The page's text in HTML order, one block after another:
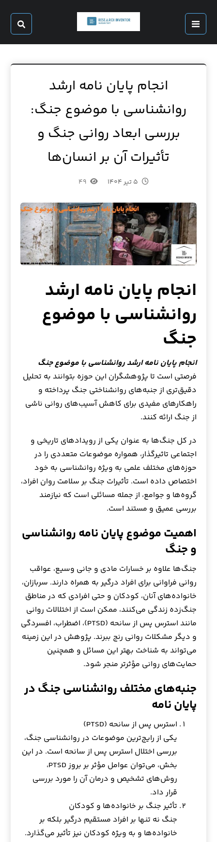
انجام پایان نامه ارشد
روانشناسی با موضوع جنگ:
بررسی ابعاد روانی جنگ و
تأثیرات آن بر انسان‌ها
۵ تیر ۱۴۰۴ ۴۹
انجام پایان نامه ارشد
روانشناسی با موضوع
جنگ
انجام پایان نامه ارشد روانشناسی با موضوع جنگ
فرصتی است تا پژوهشگران این حوزه بتوانند به تحلیل
دقیق‌تری از جنبه‌های روانشناختی جنگ پرداخته و
راهکارهای مفیدی برای کاهش آسیب‌های روانی ناشی
از جنگ ارائه کنند.
در کل جنگ‌ها به عنوان یکی از رویدادهای تاریخی و
اجتماعی تاثیرگذار، همواره موضوعات متعددی را در
حوزه‌های مختلف علمی به ویژه روانشناسی به خود
اختصاص داده است. تأثیرات جنگ بر سلامت روان افراد،
گروه‌ها و جوامع، از جمله مسائلی است که نیازمند
بررسی عمیق و مستند است.
اهمیت موضوع پایان نامه روانشناسی
و جنگ
جنگ‌ها علاوه بر خسارات مادی و جانی وسیع، عواقب
روانی فراوانی برای افراد درگیر به همراه دارند. سربازان،
خانواده‌های آنان، کودکان و حتی افرادی که در مناطق
جنگ‌زده زندگی می‌کنند، ممکن است از اختلالات روانی
مانند استرس پس از سانحه (PTSD)، اضطراب، افسردگی
و دیگر مشکلات روانی رنج ببرند. پژوهش در این زمینه
می‌تواند به شناخت بهتر این مسائل و همچنین
حمایت‌های روانی مؤثرتر منجر شود.
جنبه‌های مختلف روانشناسی جنگ در
پایان نامه
استرس پس از سانحه (PTSD)
یکی از رایج‌ترین موضوعات در روانشناسی جنگ،
بررسی اختلال استرس پس از سانحه است. در این
بخش، می‌توان عوامل مؤثر بر بروز PTSD،
روش‌های تشخیص و درمان آن را مورد بررسی
قرار داد.
تأثیر جنگ بر خانواده‌ها و کودکان
جنگ نه تنها بر افراد مستقیم درگیر بلکه بر
خانواده‌ها و به ویژه کودکان نیز تأثیر می‌گذارد.